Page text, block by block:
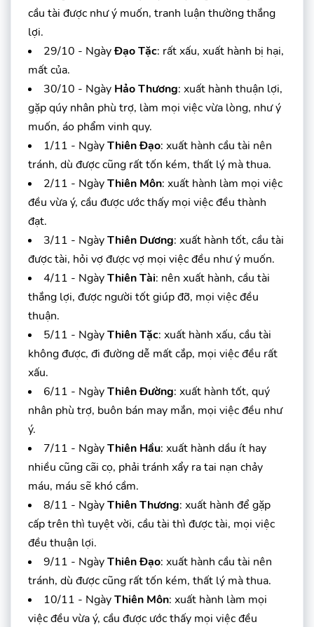
cầu tài được như ý muốn, tranh luận thường thắng
lợi.
29/10 - NgàyĐạo Tặc: rất xấu, xuất hành bị hại,
mất của.
30/10 - Ngày Hảo Thương: xuất hành thuận lợi,
gặp qúy nhân phù trợ, làm mọi việc vừa lòng, như ý
muốn, áo phẩm vinh quy.
1/11 - NgàyThiên Đạo: xuất hành cầu tài nên
tránh, dù được cũng rất tốn kém, thất lý mà thua.
2/11 - NgàyThiên Môn: xuất hành làm mọi việc
đều vừa ý, cầu được ước thấy mọi việc đều thành
đạt.
3/11 - NgàyThiên Dương: xuất hành tốt, cầu tài
được tài, hỏi vợ được vợ mọi việc đều như ý muốn.
4/11 - NgàyThiên Tài: nên xuất hành, cầu tài
thắng lợi, được người tốt giúp đỡ, mọi việc đều
thuận.
5/11 - NgàyThiên Tặc: xuất hành xấu, cầu tài
không được, đi đường dễ mất cắp, mọi việc đều rất
xấu.
6/11 - NgàyThiên Đường: xuất hành tốt, quý
nhân phù trợ, buôn bán may mắn, mọi việc đều như
ý.
7/11 - NgàyThiên Hầu: xuất hành dầu ít hay
nhiều cũng cãi cọ, phải tránh xẩy ra tai nạn chảy
máu, máu sẽ khó cầm.
8/11 - NgàyThiên Thương: xuất hành để gặp
cấp trên thì tuyệt vời, cầu tài thì được tài, mọi việc
đều thuận lợi.
9/11 - NgàyThiên Đạo: xuất hành cầu tài nên
tránh, dù được cũng rất tốn kém, thất lý mà thua.
10/11 - NgàyThiên Môn: xuất hành làm mọi
việc đều vừa ý, cầu được ước thấy mọi việc đều